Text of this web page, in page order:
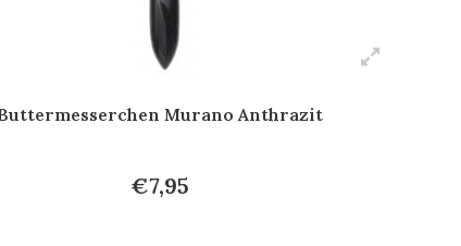
Murano Anthrazit
€7,95